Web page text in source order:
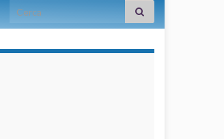
Search for: